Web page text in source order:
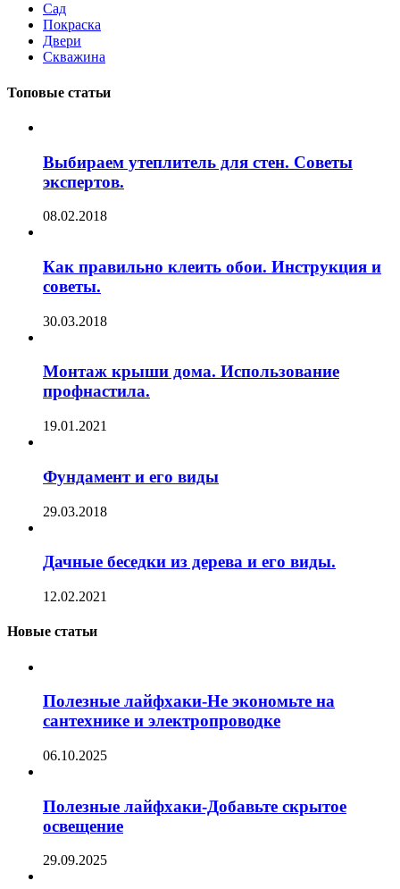
Сад
Покраска
Двери
Скважина
Топовые статьи
Выбираем утеплитель для стен. Советы
экспертов.
08.02.2018
Как правильно клеить обои. Инструкция и
советы.
30.03.2018
Монтаж крыши дома. Использование
профнастила.
19.01.2021
Фундамент и его виды
29.03.2018
Дачные беседки из дерева и его виды.
12.02.2021
Новые статьи
Полезные лайфхаки-Не экономьте на
сантехнике и электропроводке
06.10.2025
Полезные лайфхаки-Добавьте скрытое
освещение
29.09.2025